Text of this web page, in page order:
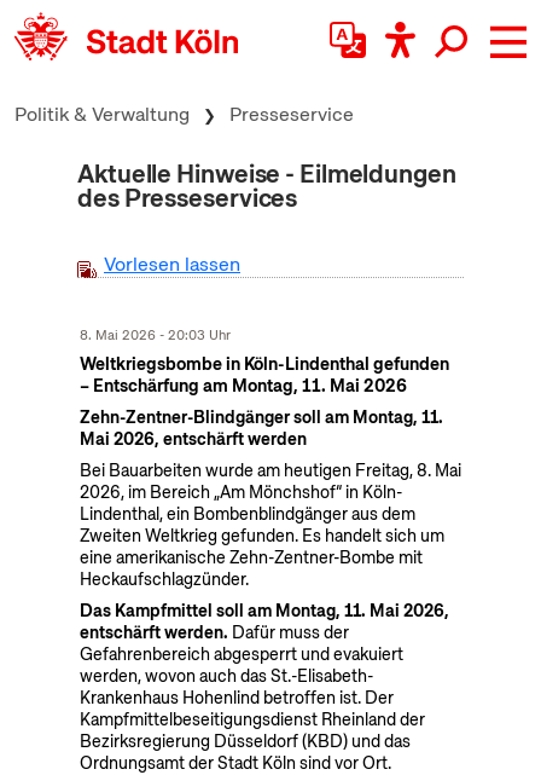
zum Inhalt springen
Politik & Verwaltung Presseservice
Aktuelle Hinweise - Eilmeldungen
des Presseservices
Vorlesen lassen
8. Mai 2026 - 20:03 Uhr
Weltkriegsbombe in Köln-Lindenthal gefunden
– Entschärfung am Montag, 11. Mai 2026
Zehn-Zentner-Blindgänger soll am Montag, 11.
Mai 2026, entschärft werden
Bei Bauarbeiten wurde am heutigen Freitag, 8. Mai
2026, im Bereich „Am Mönchshof“ in Köln-
Lindenthal, ein Bombenblindgänger aus dem
Zweiten Weltkrieg gefunden. Es handelt sich um
eine amerikanische Zehn-Zentner-Bombe mit
Heckaufschlagzünder.
Das Kampfmittel soll am Montag, 11. Mai 2026,
entschärft werden. Dafür muss der
Gefahrenbereich abgesperrt und evakuiert
werden, wovon auch das St.-Elisabeth-
Krankenhaus Hohenlind betroffen ist. Der
Kampfmittelbeseitigungsdienst Rheinland der
Bezirksregierung Düsseldorf (KBD) und das
Ordnungsamt der Stadt Köln sind vor Ort.